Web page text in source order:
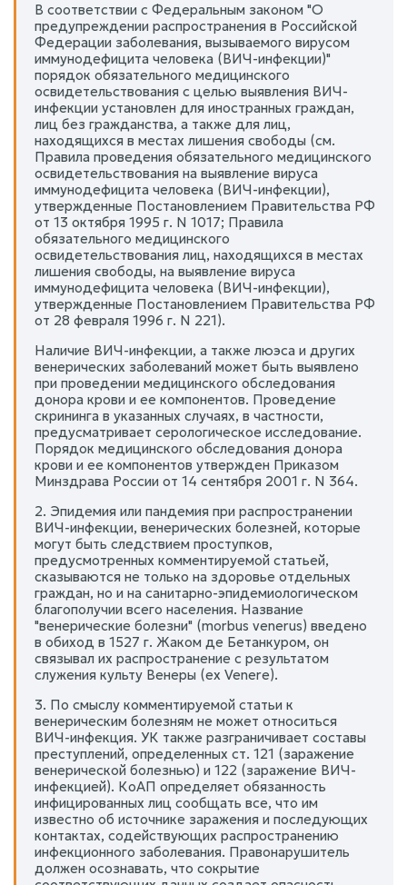
В соответствии с Федеральным законом "О
предупреждении распространения в Российской
Федерации заболевания, вызываемого вирусом
иммунодефицита человека (ВИЧ-инфекции)"
порядок обязательного медицинского
освидетельствования с целью выявления ВИЧ-
инфекции установлен для иностранных граждан,
лиц без гражданства, а также для лиц,
находящихся в местах лишения свободы (см.
Правила проведения обязательного медицинского
освидетельствования на выявление вируса
иммунодефицита человека (ВИЧ-инфекции),
утвержденные Постановлением Правительства РФ
от 13 октября 1995 г. N 1017; Правила
обязательного медицинского
освидетельствования лиц, находящихся в местах
лишения свободы, на выявление вируса
иммунодефицита человека (ВИЧ-инфекции),
утвержденные Постановлением Правительства РФ
от 28 февраля 1996 г. N 221).
Наличие ВИЧ-инфекции, а также люэса и других
венерических заболеваний может быть выявлено
при проведении медицинского обследования
донора крови и ее компонентов. Проведение
скрининга в указанных случаях, в частности,
предусматривает серологическое исследование.
Порядок медицинского обследования донора
крови и ее компонентов утвержден Приказом
Минздрава России от 14 сентября 2001 г. N 364.
2. Эпидемия или пандемия при распространении
ВИЧ-инфекции, венерических болезней, которые
могут быть следствием проступков,
предусмотренных комментируемой статьей,
сказываются не только на здоровье отдельных
граждан, но и на санитарно-эпидемиологическом
благополучии всего населения. Название
"венерические болезни" (morbus venerus) введено
в обиход в 1527 г. Жаком де Бетанкуром, он
связывал их распространение с результатом
служения культу Венеры (ex Venere).
3. По смыслу комментируемой статьи к
венерическим болезням не может относиться
ВИЧ-инфекция. УК также разграничивает составы
преступлений, определенных ст. 121 (заражение
венерической болезнью) и 122 (заражение ВИЧ-
инфекцией). КоАП определяет обязанность
инфицированных лиц сообщать все, что им
известно об источнике заражения и последующих
контактах, содействующих распространению
инфекционного заболевания. Правонарушитель
должен осознавать, что сокрытие